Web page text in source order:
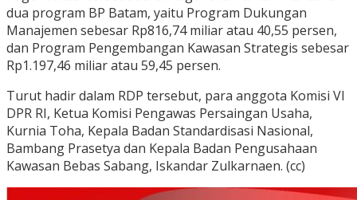
dua program BP Batam, yaitu Program Dukungan
Manajemen sebesar Rp816,74 miliar atau 40,55 persen,
dan Program Pengembangan Kawasan Strategis sebesar
Rp1.197,46 miliar atau 59,45 persen.
Turut hadir dalam RDP tersebut, para anggota Komisi VI
DPR RI, Ketua Komisi Pengawas Persaingan Usaha,
Kurnia Toha, Kepala Badan Standardisasi Nasional,
Bambang Prasetya dan Kepala Badan Pengusahaan
Kawasan Bebas Sabang, Iskandar Zulkarnaen. (cc)